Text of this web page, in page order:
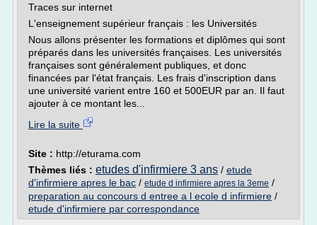
Traces sur internet
L'enseignement supérieur français : les Universités
Nous allons présenter les formations et diplômes qui sont
préparés dans les universités françaises. Les universités
françaises sont généralement publiques, et donc
financées par l'état français. Les frais d'inscription dans
une université varient entre 160 et 500EUR par an. Il faut
ajouter à ce montant les...
Lire la suite
Site : http://eturama.com
Thèmes liés : etudes d'infirmiere 3 ans / etude
d'infirmiere apres le bac / etude d infirmiere apres la 3eme /
preparation au concours d entree a l ecole d infirmiere /
etude d'infirmiere par correspondance